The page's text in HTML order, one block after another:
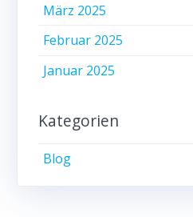
März 2025
Februar 2025
Januar 2025
Kategorien
Blog